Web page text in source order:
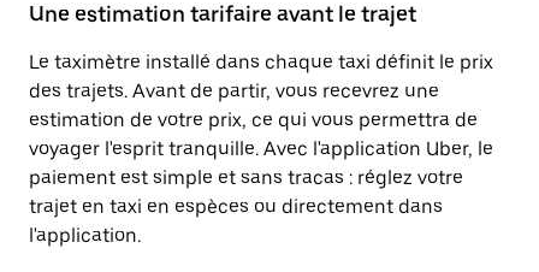
Une estimation tarifaire avant le trajet
Le taximètre installé dans chaque taxi définit le prix
des trajets. Avant de partir, vous recevrez une
estimation de votre prix, ce qui vous permettra de
voyager l'esprit tranquille. Avec l'application Uber, le
paiement est simple et sans tracas : réglez votre
trajet en taxi en espèces ou directement dans
l'application.